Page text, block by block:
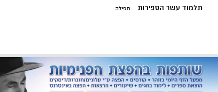
תלמוד עשר הספירות תפילה